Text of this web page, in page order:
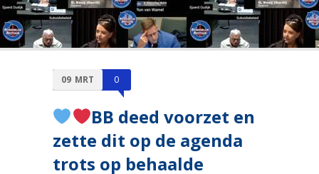
09 MRT 0
BB deed voorzet en
zette dit op de agenda
trots op behaalde